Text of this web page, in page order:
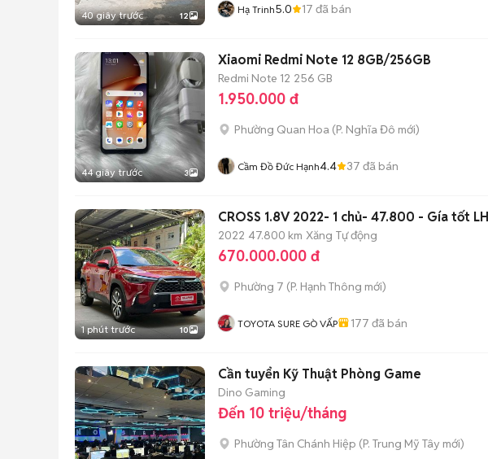
40 giây trước 12 Hạ Trinh5.0 17 đã bán
44 giây trước 3
Xiaomi Redmi Note 12 8GB/256GB
Redmi Note 12 256 GB
1.950.000 đ
Phường Quan Hoa (P. Nghĩa Đô mới)
Cầm Đồ Đức Hạnh4.4 37 đã bán
1 phút trước 10
CROSS 1.8V 2022- 1 chủ- 47.800 - Gía tốt LH
2022 47.800 km Xăng Tự động
670.000.000 đ
Phường 7 (P. Hạnh Thông mới)
TOYOTA SURE GÒ VẤP 177 đã bán
Cần tuyển Kỹ Thuật Phòng Game
Dino Gaming
Đến 10 triệu/tháng
Phường Tân Chánh Hiệp (P. Trung Mỹ Tây mới)